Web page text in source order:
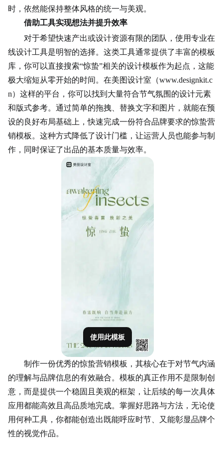
时，依然能保持整体风格的统一与美观。
借助工具实现想法并提升效率
对于希望快速产出或设计资源有限的团队，使用专业在
线设计工具是明智的选择。这类工具通常提供了丰富的模板
库，你可以直接搜索“惊蛰”相关的设计模板作为起点，这能
极大缩短从零开始的时间。在美图设计室（www.designkit.c
n）这样的平台，你可以找到大量符合节气氛围的设计元素
和版式参考。通过简单的拖拽、替换文字和图片，就能在预
设的良好布局基础上，快速完成一份符合品牌要求的惊蛰营
销模板。这种方式降低了设计门槛，让运营人员也能参与制
作，同时保证了出品的基本质量与效率。
使用此模板
制作一份优秀的惊蛰营销模板，其核心在于对节气内涵
的理解与品牌信息的有效融合。模板的真正作用不是限制创
意，而是提供一个稳固且美观的框架，让后续的每一次具体
应用都能高效且高品质地完成。掌握好思路与方法，无论使
用何种工具，你都能创造出既能呼应时节、又能彰显品牌个
性的视觉作品。